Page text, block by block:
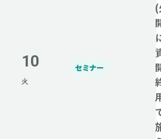
10
火
セミナー